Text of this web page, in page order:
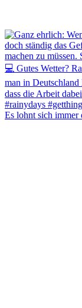
Es lohnt sich immer